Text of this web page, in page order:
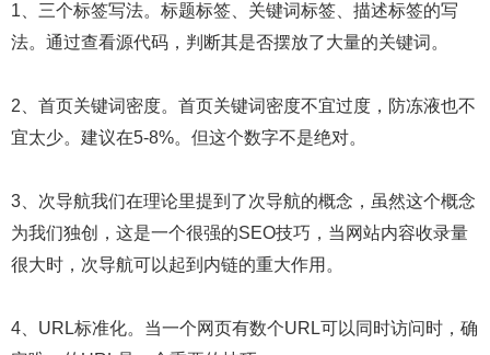
1、三个标签写法。标题标签、关键词标签、描述标签的写
法。通过查看源代码，判断其是否摆放了大量的关键词。
2、首页关键词密度。首页关键词密度不宜过度，防冻液也不
宜太少。建议在5-8%。但这个数字不是绝对。
3、次导航我们在理论里提到了次导航的概念，虽然这个概念
为我们独创，这是一个很强的SEO技巧，当网站内容收录量
很大时，次导航可以起到内链的重大作用。
4、URL标准化。当一个网页有数个URL可以同时访问时，确